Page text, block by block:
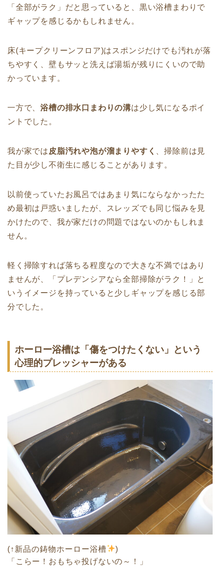
「全部がラク」だと思っていると、黒い浴槽まわりで
ギャップを感じるかもしれません。
床(キープクリーンフロア)はスポンジだけでも汚れが落
ちやすく、壁もサッと洗えば湯垢が残りにくいので助
かっています。
一方で、浴槽の排水口まわりの溝は少し気になるポイ
ントでした。
我が家では皮脂汚れや泡が溜まりやすく 、掃除前は見
た目が少し不衛生に感じることがあります。
以前使っていたお風呂ではあまり気にならなかったた
め最初は戸惑いましたが、スレッズでも同じ悩みを見
かけたので、我が家だけの問題ではないのかもしれま
せん。
軽く掃除すれば落ちる程度なので大きな不満ではあり
ませんが、「プレデンシアなら全部掃除がラク！」と
いうイメージを持っていると少しギャップを感じる部
分でした。
ホーロー浴槽は「傷をつけたくない」という
心理的プレッシャーがある
(↑新品の鋳物ホーロー浴槽
)
「こらー！おもちゃ投げないの～！」